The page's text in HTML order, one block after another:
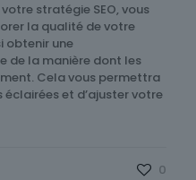
stratégie SEO, vous
la qualité de votre
obtenir une
de la manière dont les
Cela vous permettra
et d’ajuster votre
0